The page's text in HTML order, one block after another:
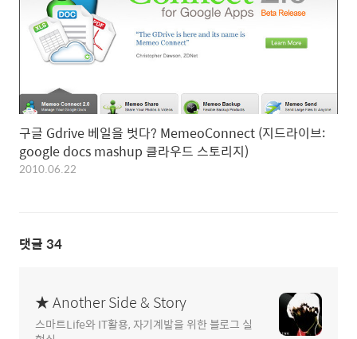
구글 Gdrive 베일을 벗다? MemeoConnect (지드라이브:
google docs mashup 클라우드 스토리지)
2010.06.22
댓글 34
★ Another Side & Story
스마트Life와 IT활용, 자기계발을 위한 블로그 실